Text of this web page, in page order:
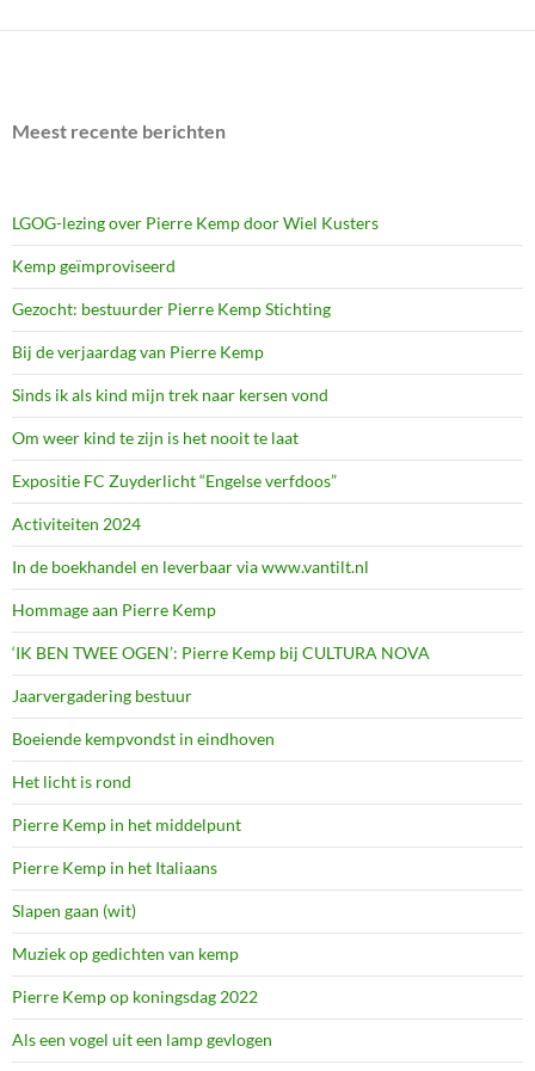
Meest recente berichten
LGOG-lezing over Pierre Kemp door Wiel Kusters
Kemp geïmproviseerd
Gezocht: bestuurder Pierre Kemp Stichting
Bij de verjaardag van Pierre Kemp
Sinds ik als kind mijn trek naar kersen vond
Om weer kind te zijn is het nooit te laat
Expositie FC Zuyderlicht “Engelse verfdoos”
Activiteiten 2024
In de boekhandel en leverbaar via www.vantilt.nl
Hommage aan Pierre Kemp
‘IK BEN TWEE OGEN’: Pierre Kemp bij CULTURA NOVA
Jaarvergadering bestuur
Boeiende kempvondst in eindhoven
Het licht is rond
Pierre Kemp in het middelpunt
Pierre Kemp in het Italiaans
Slapen gaan (wit)
Muziek op gedichten van kemp
Pierre Kemp op koningsdag 2022
Als een vogel uit een lamp gevlogen